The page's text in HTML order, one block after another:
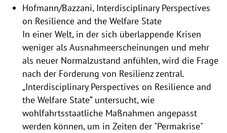
Hofmann/Bazzani, Interdisciplinary Perspectives
on Resilience and the Welfare State
In einer Welt, in der sich überlappende Krisen
weniger als Ausnahmeerscheinungen und mehr
als neuer Normalzustand anfühlen, wird die Frage
nach der Förderung von Resilienz zentral.
„Interdisciplinary Perspectives on Resilience and
the Welfare State“ untersucht, wie
wohlfahrtsstaatliche Maßnahmen angepasst
werden können, um in Zeiten der "Permakrise"